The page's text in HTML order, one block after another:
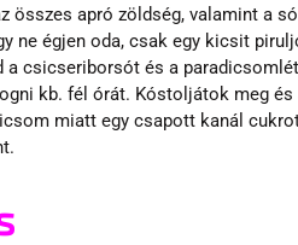
összes apró zöldség, valamint a
ne égjen oda, csak egy kicsit
a csicseriborsót és a
kb. fél órát. Kóstoljátok meg
miatt egy csapott kanál